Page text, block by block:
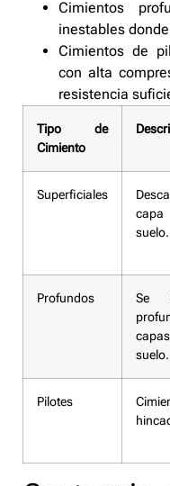
Cimientos
inestables
Cimientos de
con alta
resistencia
Tipo de
Cimiento
Superficiales
suelo.
Profundos
Se
suelo.
Pilotes